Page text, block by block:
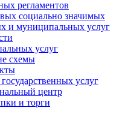
регламентов
социально значимых
и муниципальных услуг
услуг
схемы
услуг
центр
и торги